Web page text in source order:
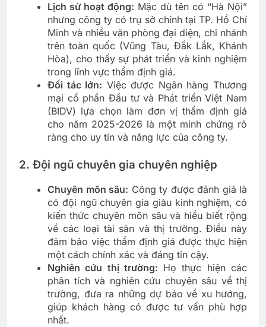
Lịch sử hoạt động: Mặc dù tên có “Hà Nội”
nhưng công ty có trụ sở chính tại TP. Hồ Chí
Minh và nhiều văn phòng đại diện, chi nhánh
trên toàn quốc (Vũng Tàu, Đắk Lắk, Khánh
Hòa), cho thấy sự phát triển và kinh nghiệm
trong lĩnh vực thẩm định giá.
Đối tác lớn: Việc được Ngân hàng Thương
mại cổ phần Đầu tư và Phát triển Việt Nam
(BIDV) lựa chọn làm đơn vị thẩm định giá
cho năm 2025-2026 là một minh chứng rõ
ràng cho uy tín và năng lực của công ty.
2. Đội ngũ chuyên gia chuyên nghiệp
Chuyên môn sâu: Công ty được đánh giá là
có đội ngũ chuyên gia giàu kinh nghiệm, có
kiến thức chuyên môn sâu và hiểu biết rộng
về các loại tài sản và thị trường. Điều này
đảm bảo việc thẩm định giá được thực hiện
một cách chính xác và đáng tin cậy.
Nghiên cứu thị trường: Họ thực hiện các
phân tích và nghiên cứu chuyên sâu về thị
trường, đưa ra những dự báo về xu hướng,
giúp khách hàng có được tư vấn phù hợp
nhất.